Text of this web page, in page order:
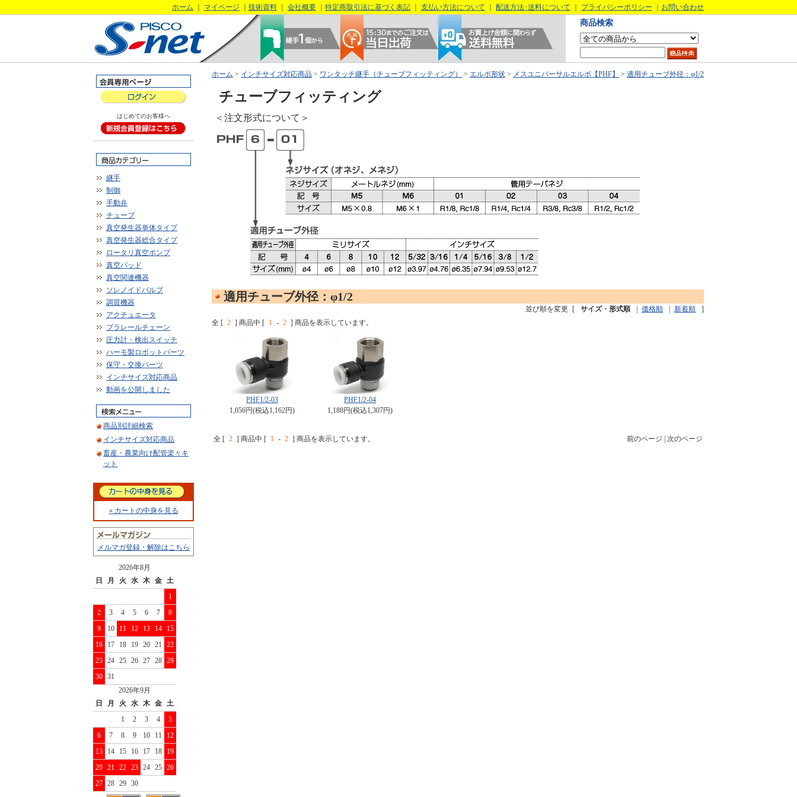
ホーム マイページ 技術資料 会社概要 特定商取引法に基づく表記 支払い方法について 配送方法･送料について プライバシーポリシー お問い合わせ
商品検索
はじめてのお客様へ
継手
制御
手動弁
チューブ
真空発生器単体タイプ
真空発生器総合タイプ
ロータリ真空ポンプ
真空パッド
真空関連機器
ソレノイドバルブ
調質機器
アクチュエータ
プラレールチェーン
圧力計・検出スイッチ
ハーモ製ロボットパーツ
保守・交換パーツ
インチサイズ対応商品
動画を公開しました
商品別詳細検索
インチサイズ対応商品
畜産・農業向け配管楽々キ
ット
» カートの中身を見る
メルマガ登録・解除はこちら
2026年8月
日
月 火 水 木 金 土
1
2
3 4 5 6 7
8
9
10 11 12 13 14
15
16
17 18 19 20 21
22
23 24 25 26 27 28 29
30 31
2026年9月
日
月 火 水 木 金 土
1
2 3 4
5
6
7 8 9 10 11
12
13
14 15 16 17 18
19
20 21 22 23 24 25 26
27 28 29 30
ホーム > インチサイズ対応商品 > ワンタッチ継手（チューブフィッティング） > エルボ形状 > メスユニバーサルエルボ【PHF】 > 適用チューブ外径：φ1/2
チューブフィッティング
＜注文形式について＞
適用チューブ外径：φ1/2
並び順を変更 [ サイズ・形式順 価格順 新着順
]
全 [ 2 ] 商品中 [ 1 - 2 ] 商品を表示しています。
PHF1/2-03
1,056円(税込1,162円)
PHF1/2-04
1,188円(税込1,307円)
全 [ 2 ] 商品中 [ 1 - 2 ] 商品を表示しています。 前のページ | 次のページ